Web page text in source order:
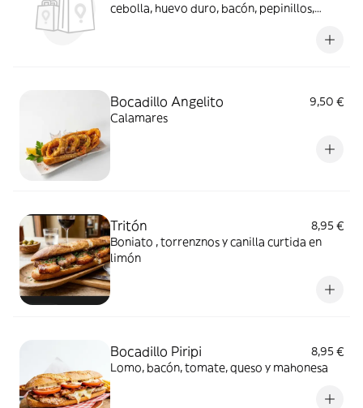
cebolla, huevo duro, bacón, pepinillos,
Bocadillo Angelito
9,50 €
Calamares
Tritón
8,95 €
Boniato , torrenznos y canilla curtida en
limón
Bocadillo Piripi
8,95 €
Lomo, bacón, tomate, queso y mahonesa